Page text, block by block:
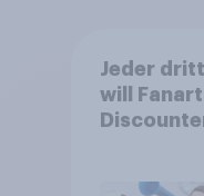
Jeder
will